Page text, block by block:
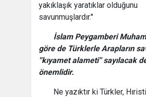
yakıklaşık yaratıklar olduğunu
savunmuşlardır.''
İslam Peygamberi
göre de Türklerle Arapların
''kıyamet alameti'' sayılacak
önemlidir.
Ne yazıktır ki Türkler,